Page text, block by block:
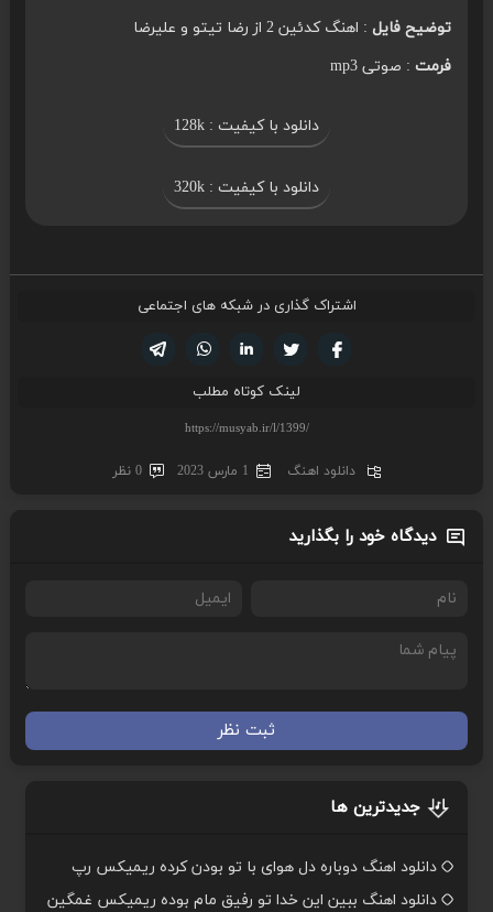
توضیح فایل: اهنگ کدئین 2 از رضا تیتو و علیرضا
فرمت: صوتی mp3
دانلود با کیفیت : 128k
دانلود با کیفیت : 320k
اشتراک گذاری در شبکه های اجتماعی
لینکدین تویتر
فیسوک
لینک کوتاه مطلب
دانلود اهنگ 1 مارس 2023 0 نظر
دیدگاه خود را بگذارید
ثبت نظر
جدیدترین ها
دانلود اهنگ دوباره دل هوای با تو بودن کرده ریمیکس رپ
دانلود اهنگ ببین این خدا تو رفیق مام بوده ریمیکس غمگین